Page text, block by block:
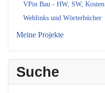
VPin Bau - HW, SW, Kosten
Weblinks und Wörterbücher
Meine Projekte
Suche